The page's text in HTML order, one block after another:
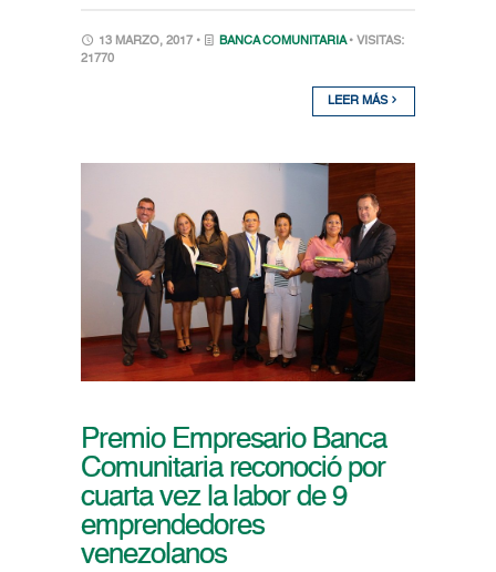
13 MARZO, 2017 • BANCA COMUNITARIA • VISITAS:
21770
LEER MÁS
Premio Empresario Banca
Comunitaria reconoció por
cuarta vez la labor de 9
emprendedores
venezolanos